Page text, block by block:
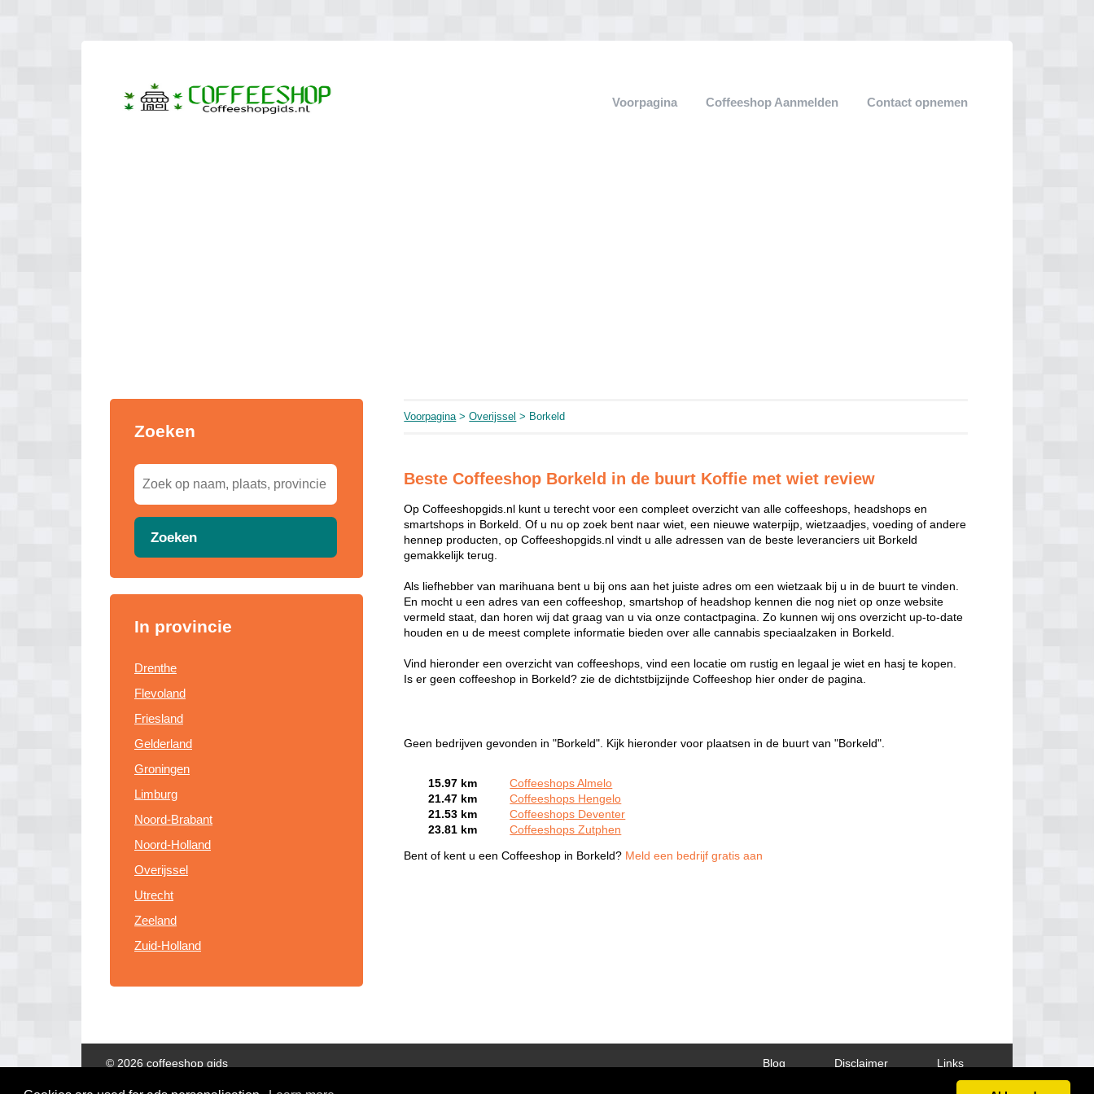
Voorpagina Coffeeshop Aanmelden Contact opnemen
Zoeken
Zoeken
In provincie
Drenthe
Flevoland
Friesland
Gelderland
Groningen
Limburg
Noord-Brabant
Noord-Holland
Overijssel
Utrecht
Zeeland
Zuid-Holland
Voorpagina>Overijssel > Borkeld
Beste Coffeeshop Borkeld in de buurt Koffie met wiet review
Op Coffeeshopgids.nl kunt u terecht voor een compleet overzicht van alle coffeeshops, headshops en
smartshops in Borkeld. Of u nu op zoek bent naar wiet, een nieuwe waterpijp, wietzaadjes, voeding of andere
hennep producten, op Coffeeshopgids.nl vindt u alle adressen van de beste leveranciers uit Borkeld
gemakkelijk terug.
Als liefhebber van marihuana bent u bij ons aan het juiste adres om een wietzaak bij u in de buurt te vinden.
En mocht u een adres van een coffeeshop, smartshop of headshop kennen die nog niet op onze website
vermeld staat, dan horen wij dat graag van u via onze contactpagina. Zo kunnen wij ons overzicht up-to-date
houden en u de meest complete informatie bieden over alle cannabis speciaalzaken in Borkeld.
Vind hieronder een overzicht van coffeeshops, vind een locatie om rustig en legaal je wiet en hasj te kopen.
Is er geen coffeeshop in Borkeld? zie de dichtstbijzijnde Coffeeshop hier onder de pagina.
Geen bedrijven gevonden in "Borkeld". Kijk hieronder voor plaatsen in de buurt van "Borkeld".
15.97 km
Coffeeshops Almelo
21.47 km
Coffeeshops Hengelo
21.53 km
Coffeeshops Deventer
23.81 km
Coffeeshops Zutphen
Bent of kent u een Coffeeshop in Borkeld? Meld een bedrijf gratis aan
Links
Disclaimer
Blog
© 2026 coffeeshop gids